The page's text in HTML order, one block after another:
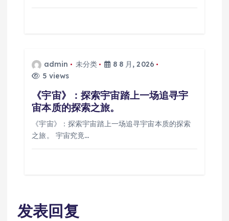
admin 未分类
8 8 月, 2026
5 views
《宇宙》：探索宇宙踏上一场追寻宇
宙本质的探索之旅。
《宇宙》：探索宇宙踏上一场追寻宇宙本质的探索
之旅。 宇宙究竟…
发表回复